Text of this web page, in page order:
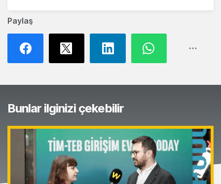
Paylaş
Bunlar ilginizi çekebilir